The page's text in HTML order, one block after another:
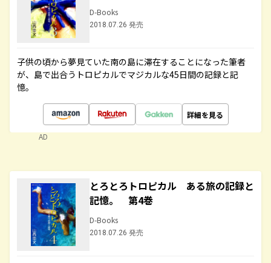
D-Books
2018.07.26 発売
子供の頃から夢見ていた南の島に滞在することになった筆者
が、島で出合うトロピカルでマジカルな45日間の記録と記
憶。
詳細を見る
AD
とろとろトロピカル ある旅の記録と
記憶。 第4巻
D-Books
2018.07.26 発売